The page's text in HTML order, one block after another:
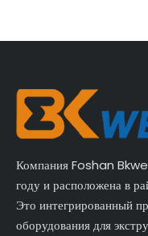
Компания Foshan
году и расположена в
Это интегрированный
оборудования для